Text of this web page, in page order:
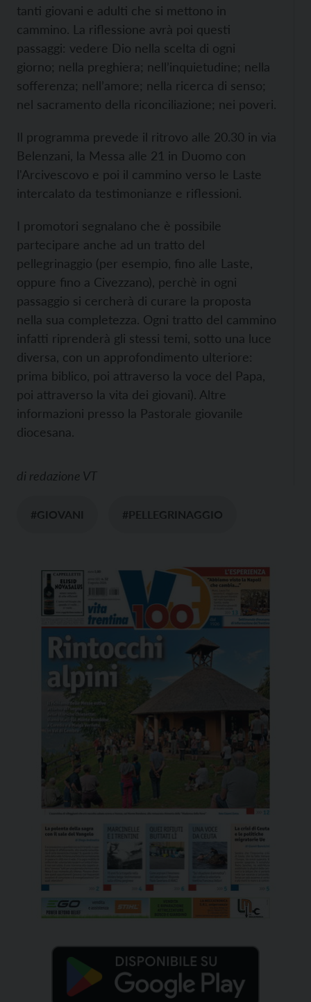
tanti giovani e adulti che si mettono in
cammino. La riflessione avrà poi questi
passaggi: vedere Dio nella scelta di ogni
giorno; nella preghiera; nell’inquietudine; nella
sofferenza; nell’amore; nella ricerca di senso;
nel sacramento della riconciliazione; nei poveri.
Il programma prevede il ritrovo alle 20.30 in via
Belenzani, la Messa alle 21 in Duomo con
l'Arcivescovo e poi il cammino verso le Laste
intercalato da testimonianze e riflessioni.
I promotori segnalano che è possibile
partecipare anche ad un tratto del
pellegrinaggio (per esempio, fino alle Laste,
oppure fino a Civezzano), perchè in ogni
passaggio si cercherà di curare la proposta
nella sua completezza. Ogni tratto del cammino
infatti riprenderà gli stessi temi, sotto una luce
diversa, con un approfondimento ulteriore:
prima biblico, poi attraverso la voce del Papa,
poi attraverso la vita dei giovani). Altre
informazioni presso la Pastorale giovanile
diocesana.
di redazione VT
#GIOVANI #PELLEGRINAGGIO